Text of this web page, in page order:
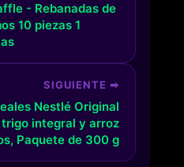
- Rebanadas de
10 piezas 1
SIGUIENTE ➡
Nestlé Original
trigo integral y arroz
Paquete de 300 g